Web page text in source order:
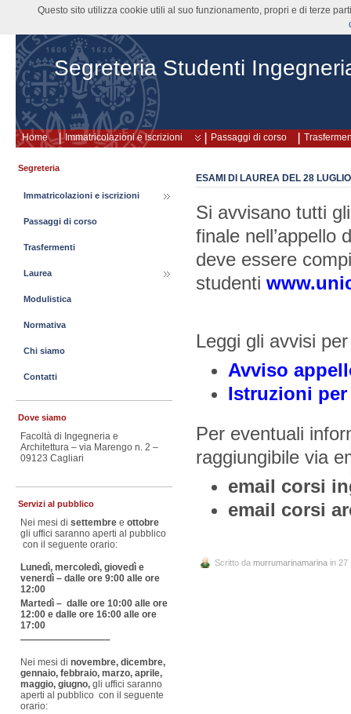
Segreteria Studenti
Home Immatricolazioni e iscrizioni Passaggi di corso
ESAMI DI LAUREA DEL 28
Si avvisano tutti
finale nell’appello
deve essere
studenti
Leggi gli avvisi
Avviso
Istruzioni
Per eventuali
raggiungibile via
email corsi
email corsi
Scritto da murrumarinamarina in 27
Segreteria
Immatricolazioni e iscrizioni
Passaggi di corso
Trasfermenti
Laurea
Modulistica
Normativa
Chi siamo
Contatti
Dove siamo
Facoltà di Ingegneria e
Architettura – via Marengo n. 2 –
09123 Cagliari
Servizi al pubblico
Nei mesi di settembre e ottobre
gli uffici saranno aperti al pubblico
con il seguente orario:
Lunedì, mercoledì, giovedì e
venerdì – dalle ore 9:00 alle ore
12:00
Martedì – dalle ore 10:00 alle ore
12:00 e dalle ore 16:00 alle ore
17:00
—————————–
Nei mesi di novembre, dicembre,
gennaio, febbraio, marzo, aprile,
maggio, giugno, gli uffici saranno
aperti al pubblico con il seguente
orario:
Questo sito utilizza cookie utili al suo funzionamento, propri e di terze